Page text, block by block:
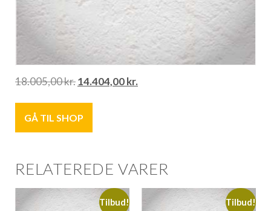
18.005,00kr.14.404,00kr.
GÅ TIL SHOP
RELATEREDE VARER
Tilbud! Tilbud!